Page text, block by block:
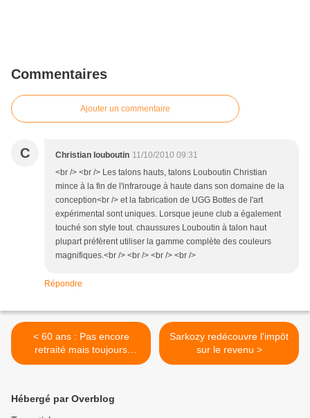
Commentaires
Ajouter un commentaire
C Christian louboutin 11/10/2010 09:31
<br /> <br /> Les talons hauts, talons Louboutin Christian
mince à la fin de l'infrarouge à haute dans son domaine de la
conception<br /> et la fabrication de UGG Bottes de l'art
expérimental sont uniques. Lorsque jeune club a également
touché son style tout. chaussures Louboutin à talon haut
plupart préfèrent utiliser la gamme complète des couleurs
magnifiques.<br /> <br /> <br /> <br />
Répondre
< 60 ans : Pas encore
retraité mais toujours
chômeur
Sarkozy redécouvre l'impôt
sur le revenu >
Hébergé par Overblog